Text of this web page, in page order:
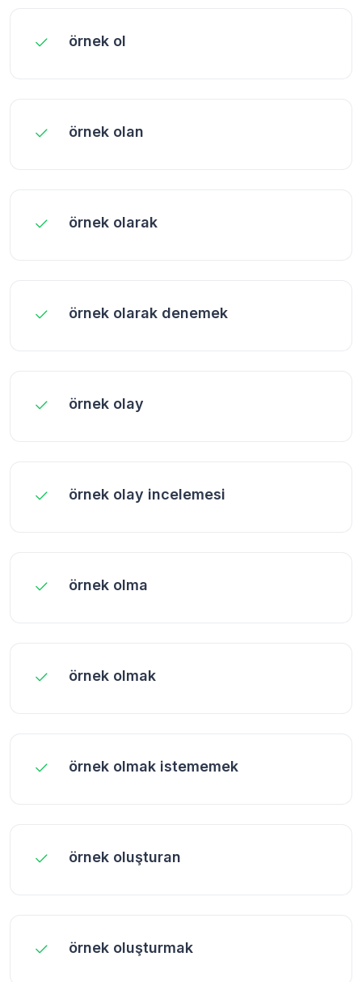
örnek ol
örnek olan
örnek olarak
örnek olarak denemek
örnek olay
örnek olay incelemesi
örnek olma
örnek olmak
örnek olmak istememek
örnek oluşturan
örnek oluşturmak